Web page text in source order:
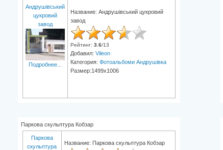
Андрушівський
цукровий
завод
Подробнее...
Название: Андрушівський цукровий
завод
Рейтинг: 3.6/13
Добавил: Vileon
Категория: Фотоальбоми Андрушівка
Размер:1499x1006
Паркова скульптура Кобзар
Паркова
скульптура
Название: Паркова скульптура Кобзар